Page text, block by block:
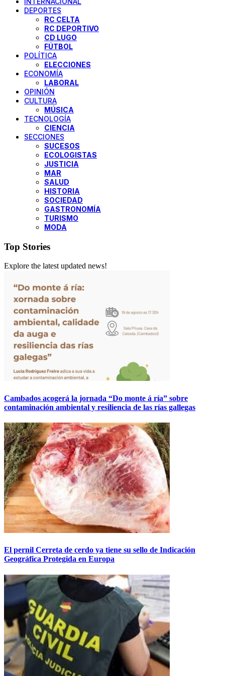
DEPORTES
RC CELTA
RC DEPORTIVO
CD LUGO
FÚTBOL
POLÍTICA
ELECCIONES
ECONOMÍA
LABORAL
OPINIÓN
CULTURA
MÚSICA
TECNOLOGÍA
CIENCIA
SECCIONES
SUCESOS
ECOLOGISTAS
JUSTICIA
MAR
SALUD
HISTORIA
SOCIEDAD
GASTRONOMÍA
TURISMO
MODA
Top Stories
Explore the latest updated news!
Cambados acogerá la jornada “Do monte á ría” sobre
contaminación ambiental y resiliencia de las rías gallegas
El pernil Cerreta de cerdo ya tiene su sello de Indicación
Geográfica Protegida en Europa